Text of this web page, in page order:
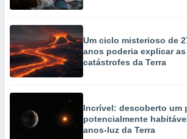
medir
da
medir o
dos
Um ciclo misterioso de
anos poderia explicar as
catástrofes da Terra
Incrível: descoberto um
potencialmente
anos-luz da Terra